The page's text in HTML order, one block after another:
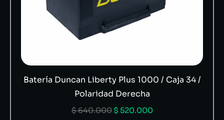
Batería Duncan Liberty Plus 1000 / Caja 34 /
Polaridad Derecha
$640.000 $ 520.000